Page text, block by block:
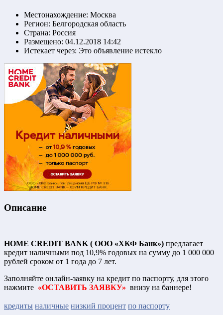
Местонахождение: Москва
Регион: Белгородская область
Страна: Россия
Размещено: 04.12.2018 14:42
Истекает через: Это объявление истекло
Описание
HOME CREDIT BANK ( ООО «ХКФ Банк») предлагает
кредит наличными под 10,9% годовых на сумму до 1 000 000
рублей сроком от 1 года до 7 лет.
Заполняйте онлайн-заявку на кредит по паспорту, для этого
нажмите «ОСТАВИТЬ ЗАЯВКУ» внизу на баннере!
кредиты наличные низкий процент по паспорту